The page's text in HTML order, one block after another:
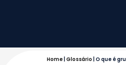
Home| Glossário O que é